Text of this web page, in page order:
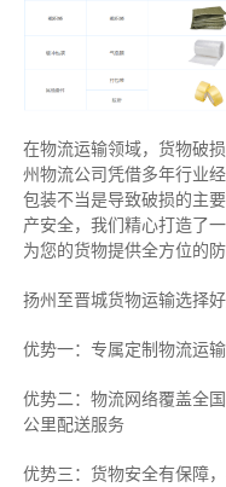
在物流运输领域，货物破
州物流公司凭借多年行业
包装不当是导致破损的主
产安全，我们精心打造了
为您的货物提供全方位的防
扬州至晋城货物运输选择
优势一：专属定制物流运
优势二：物流网络覆盖全
公里配送服务
优势三：货物安全有保障